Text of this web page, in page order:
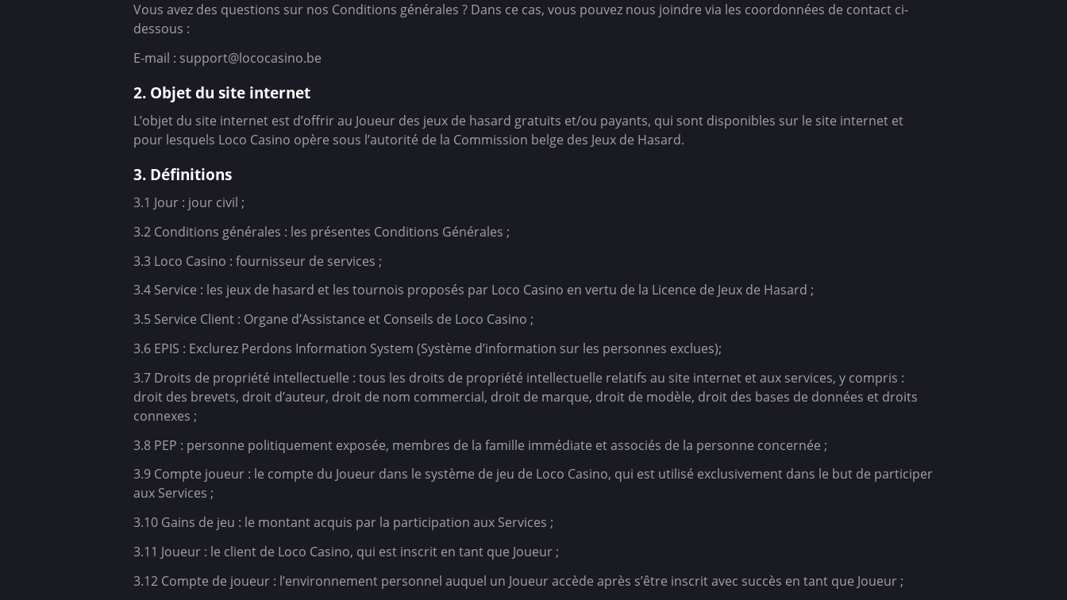
Vous avez des questions sur nos Conditions générales ? Dans ce cas, vous pouvez nous joindre via les coordonnées de contact ci-
dessous :
E-mail : support@lococasino.be
2. Objet du site internet
L’objet du site internet est d’offrir au Joueur des jeux de hasard gratuits et/ou payants, qui sont disponibles sur le site internet et
pour lesquels Loco Casino opère sous l’autorité de la Commission belge des Jeux de Hasard.
3. Définitions
3.1 Jour : jour civil ;
3.2 Conditions générales : les présentes Conditions Générales ;
3.3 Loco Casino : fournisseur de services ;
3.4 Service : les jeux de hasard et les tournois proposés par Loco Casino en vertu de la Licence de Jeux de Hasard ;
3.5 Service Client : Organe d’Assistance et Conseils de Loco Casino ;
3.6 EPIS : Exclurez Perdons Information System (Système d’information sur les personnes exclues);
3.7 Droits de propriété intellectuelle : tous les droits de propriété intellectuelle relatifs au site internet et aux services, y compris :
droit des brevets, droit d’auteur, droit de nom commercial, droit de marque, droit de modèle, droit des bases de données et droits
connexes ;
3.8 PEP : personne politiquement exposée, membres de la famille immédiate et associés de la personne concernée ;
3.9 Compte joueur : le compte du Joueur dans le système de jeu de Loco Casino, qui est utilisé exclusivement dans le but de participer
aux Services ;
3.10 Gains de jeu : le montant acquis par la participation aux Services ;
3.11 Joueur : le client de Loco Casino, qui est inscrit en tant que Joueur ;
3.12 Compte de joueur : l’environnement personnel auquel un Joueur accède après s’être inscrit avec succès en tant que Joueur ;